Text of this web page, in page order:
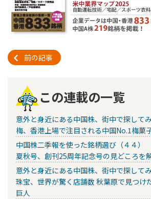
前の記事
この連載の一覧
意外と身近にある中国株、街中で探し
梅、香港上場で注目される中国No.1梅菓
中国株二季報を使った銘柄選び（４４
夏秋号、創刊25周年記念号の見どころを
意外と身近にある中国株、街中で探し
珠宝、世界が驚く店舗数 秋葉原で見つけ
巨人